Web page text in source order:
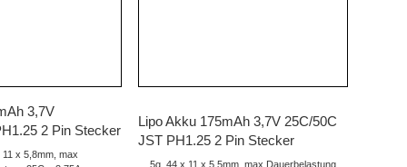
3,7V
2 Pin Stecker
x 5,8mm, max
Lipo Akku 175mAh 3,7V 25C/50C
JST PH1.25 2 Pin Stecker
5g, 44 x 11 x 5,5mm, max Dauerbelastung